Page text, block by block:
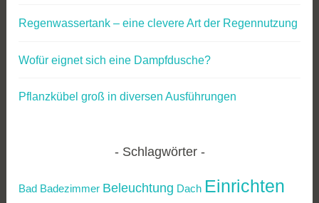
Regenwassertank – eine clevere Art der Regennutzung
Wofür eignet sich eine Dampfdusche?
Pflanzkübel groß in diversen Ausführungen
Schlagwörter
Bad Badezimmer Beleuchtung Dach Einrichten